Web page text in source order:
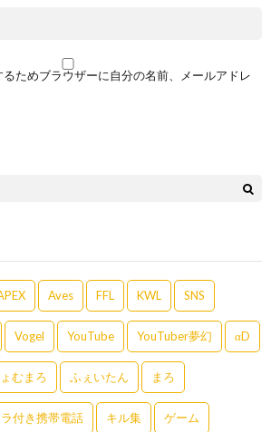
ためブラウザーに自分の名前、メールアドレ
Aves FFL KWL SNS
Vogel YouTube YouTuber夢幻 αD
むまろ ふぇいたん まろ
付き携帯電話 キル集 ゲーム